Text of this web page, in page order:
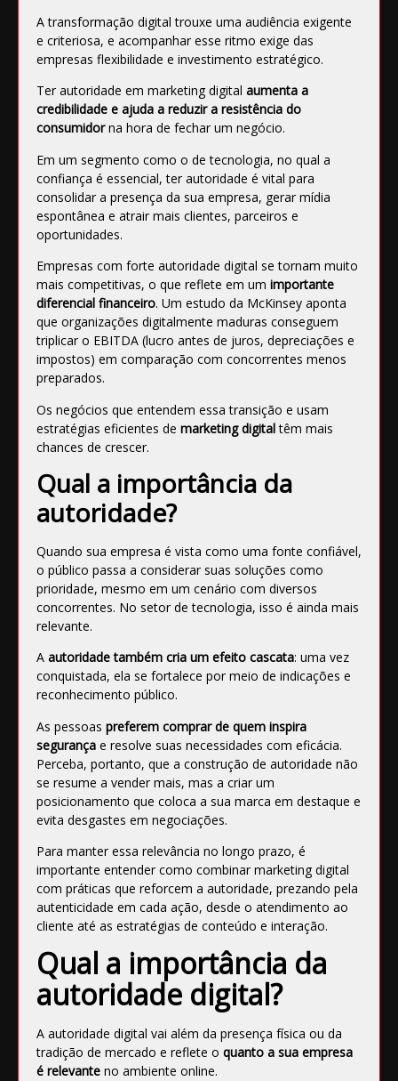
A transformação digital trouxe uma audiência exigente
e criteriosa, e acompanhar esse ritmo exige das
empresas flexibilidade e investimento estratégico.
Ter autoridade em marketing digital aumenta a
credibilidade e ajuda a reduzir a resistência do
consumidorna hora de fechar um negócio.
Em um segmento como o de tecnologia, no qual a
confiança é essencial, ter autoridade é vital para
consolidar a presença da sua empresa, gerar mídia
espontânea e atrair mais clientes, parceiros e
oportunidades.
Empresas com forte autoridade digital se tornam muito
mais competitivas, o que reflete em um importante
diferencial financeiro. Um estudo da McKinsey aponta
que organizações digitalmente maduras conseguem
triplicar o EBITDA (lucro antes de juros, depreciações e
impostos) em comparação com concorrentes menos
preparados.
Os negócios que entendem essa transição e usam
estratégias eficientes de marketing digitaltêm mais
chances de crescer.
Qual a importância da
autoridade?
Quando sua empresa é vista como uma fonte confiável,
o público passa a considerar suas soluções como
prioridade, mesmo em um cenário com diversos
concorrentes. No setor de tecnologia, isso é ainda mais
relevante.
A autoridade também cria um efeito cascata: uma vez
conquistada, ela se fortalece por meio de indicações e
reconhecimento público.
As pessoas preferem comprar de quem inspira
segurança e resolve suas necessidades com eficácia.
Perceba, portanto, que a construção de autoridade não
se resume a vender mais, mas a criar um
posicionamento que coloca a sua marca em destaque e
evita desgastes em negociações.
Para manter essa relevância no longo prazo, é
importante entender como combinar marketing digital
com práticas que reforcem a autoridade, prezando pela
autenticidade em cada ação, desde o atendimento ao
cliente até as estratégias de conteúdo e interação.
Qual a importância da
autoridade digital?
A autoridade digital vai além da presença física ou da
tradição de mercado e reflete o quanto a sua empresa
é relevante no ambiente online.